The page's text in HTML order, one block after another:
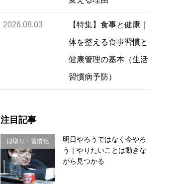
2026.08.03 【特集】食事と健康｜
体を整える食事習慣と
健康管理の基本（生活
習慣病予防）
注目記事
段取り・習慣化
明日やろうではなく今やろ
う｜やりたいことは動きな
がら見つかる